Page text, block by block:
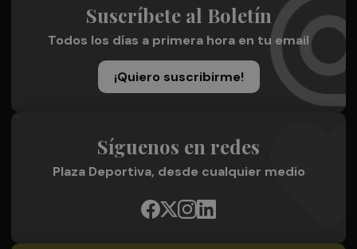
Suscríbete al Boletín
Todos los días a primera hora en tu email
¡Quiero suscribirme!
Síguenos en redes
Plaza Deportiva, desde cualquier medio